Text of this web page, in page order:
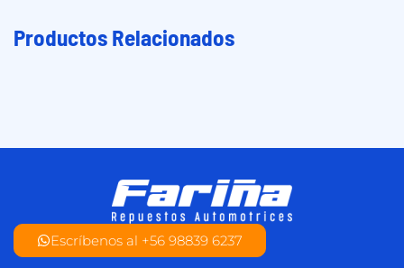
Productos Relacionados
Escríbenos al +56 98839 6237